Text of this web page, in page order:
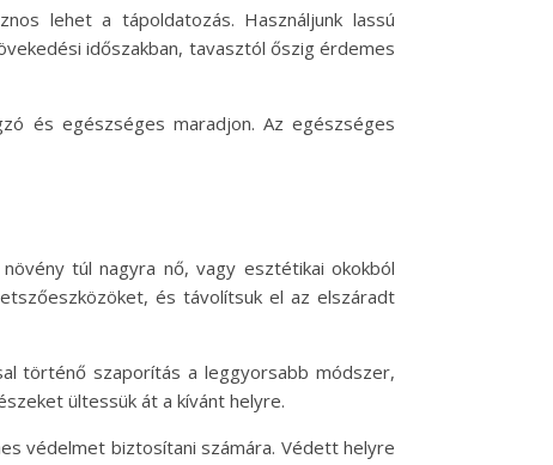
lehet a tápoldatozás. Használjunk lassú
időszakban, tavasztól őszig érdemes
és egészséges maradjon. Az egészséges
túl nagyra nő, vagy esztétikai okokból
és távolítsuk el az elszáradt
történő szaporítás a leggyorsabb módszer,
ültessük át a kívánt helyre.
védelmet biztosítani számára. Védett helyre